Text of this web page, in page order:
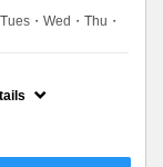
・Wed・Thu・
ーポンです★
ブロー込●ロング料